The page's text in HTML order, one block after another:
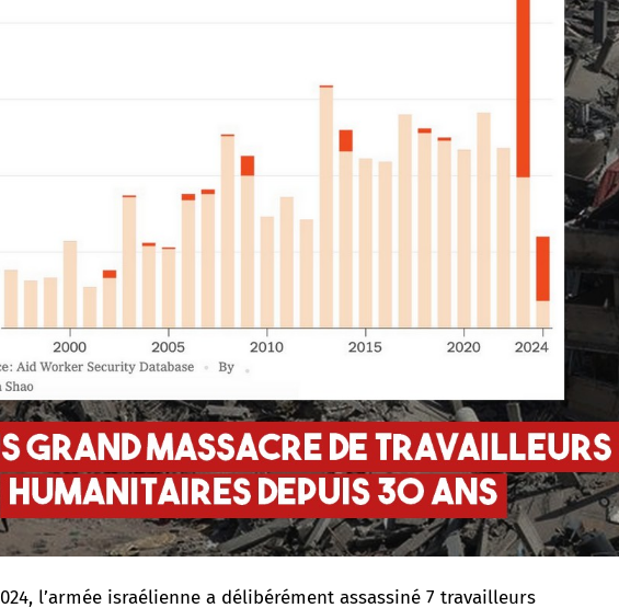
l’armée israélienne a délibérément assassiné 7 travailleurs